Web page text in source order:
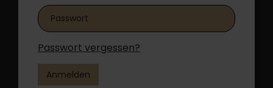
Passwort vergessen?
Anmelden